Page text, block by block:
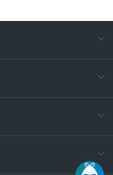
电
400-